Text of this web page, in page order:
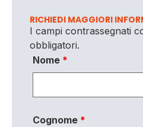
RICHIEDI MAGGIORI
I campi contrassegnati
obbligatori.
Nome *
Cognome *